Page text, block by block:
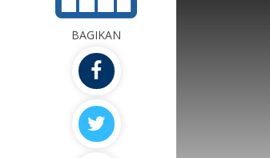
BAGIKAN